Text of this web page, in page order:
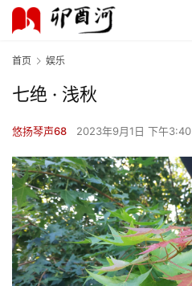
首页 娱乐
七绝 · 浅秋
悠扬琴声68 2023年9月1日 下午3:40